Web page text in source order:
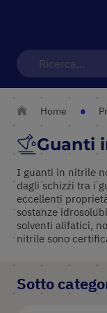
Home
Guanti
I guanti in nitrile
dagli schizzi tra i
eccellenti
sostanze
solventi alifatici,
nitrile sono
Sotto